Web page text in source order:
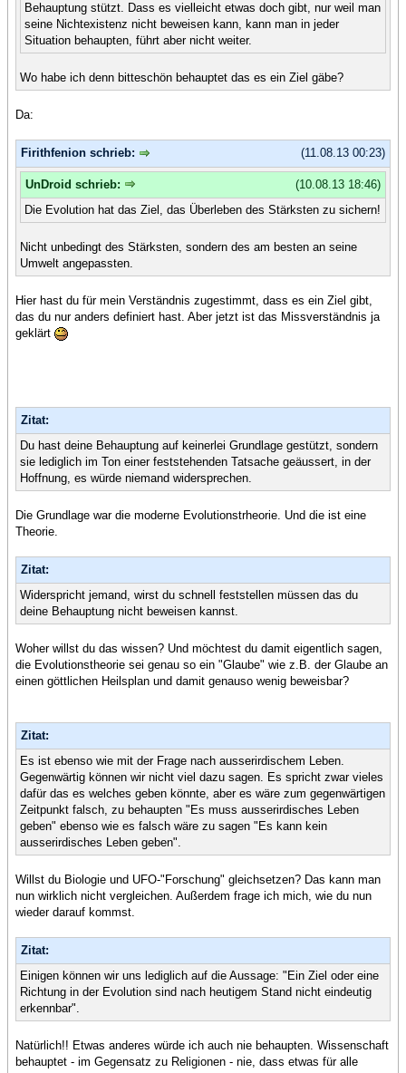
Behauptung stützt. Dass es vielleicht etwas doch gibt, nur weil man
seine Nichtexistenz nicht beweisen kann, kann man in jeder
Situation behaupten, führt aber nicht weiter.
Wo habe ich denn bitteschön behauptet das es ein Ziel gäbe?
Da:
(11.08.13 00:23)
Firithfenion schrieb:
(10.08.13 18:46)
UnDroid schrieb:
Die Evolution hat das Ziel, das Überleben des Stärksten zu sichern!
Nicht unbedingt des Stärksten, sondern des am besten an seine
Umwelt angepassten.
Hier hast du für mein Verständnis zugestimmt, dass es ein Ziel gibt,
das du nur anders definiert hast. Aber jetzt ist das Missverständnis ja
geklärt
Zitat:
Du hast deine Behauptung auf keinerlei Grundlage gestützt, sondern
sie lediglich im Ton einer feststehenden Tatsache geäussert, in der
Hoffnung, es würde niemand widersprechen.
Die Grundlage war die moderne Evolutionstrheorie. Und die ist eine
Theorie.
Zitat:
Widerspricht jemand, wirst du schnell feststellen müssen das du
deine Behauptung nicht beweisen kannst.
Woher willst du das wissen? Und möchtest du damit eigentlich sagen,
die Evolutionstheorie sei genau so ein "Glaube" wie z.B. der Glaube an
einen göttlichen Heilsplan und damit genauso wenig beweisbar?
Zitat:
Es ist ebenso wie mit der Frage nach ausserirdischem Leben.
Gegenwärtig können wir nicht viel dazu sagen. Es spricht zwar vieles
dafür das es welches geben könnte, aber es wäre zum gegenwärtigen
Zeitpunkt falsch, zu behaupten "Es muss ausserirdisches Leben
geben" ebenso wie es falsch wäre zu sagen "Es kann kein
ausserirdisches Leben geben".
Willst du Biologie und UFO-"Forschung" gleichsetzen? Das kann man
nun wirklich nicht vergleichen. Außerdem frage ich mich, wie du nun
wieder darauf kommst.
Zitat:
Einigen können wir uns lediglich auf die Aussage: "Ein Ziel oder eine
Richtung in der Evolution sind nach heutigem Stand nicht eindeutig
erkennbar".
Natürlich!! Etwas anderes würde ich auch nie behaupten. Wissenschaft
behauptet - im Gegensatz zu Religionen - nie, dass etwas für alle